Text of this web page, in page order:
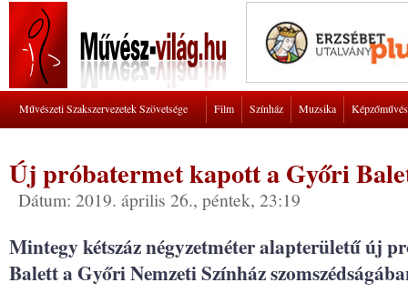
Művészeti Szakszervezetek Szövetsége Film Színház Muzsika
Új próbatermet kapott a Győri
Dátum: 2019. április 26., péntek, 23:19
Mintegy kétszáz négyzetméter alapterületű új
Balett a Győri Nemzeti Színház